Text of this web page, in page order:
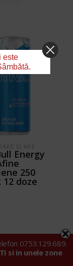
ŞI APE
Energy
250
doze
0753.129.689.
si in unele zone
este